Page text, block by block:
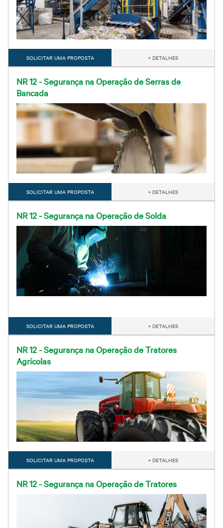
SOLICITAR UMA PROPOSTA + DETALHES
NR 12 - Segurança na Operação de Serras de
Bancada
SOLICITAR UMA PROPOSTA + DETALHES
NR 12 - Segurança na Operação de Solda
SOLICITAR UMA PROPOSTA + DETALHES
NR 12 - Segurança na Operação de Tratores
Agrícolas
SOLICITAR UMA PROPOSTA + DETALHES
NR 12 - Segurança na Operação de Tratores